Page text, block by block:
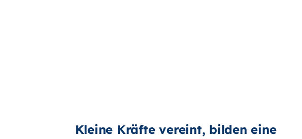
Kleine Kräfte vereint, bilden eine